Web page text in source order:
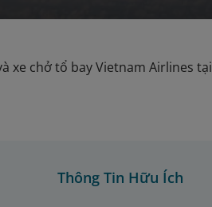
xe chở tổ bay Vietnam Airlines tại
Thông Tin Hữu Ích